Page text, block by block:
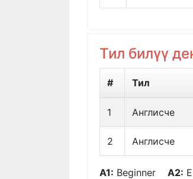
Тил билүү
# Тил
1 Англисче
2 Англисче
A1: Beginner A2: